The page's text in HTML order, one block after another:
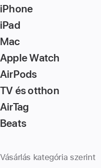
iPhone
iPad
Mac
Apple Watch
AirPods
TV és otthon
AirTag
Beats
Vásárlás kategória szerint